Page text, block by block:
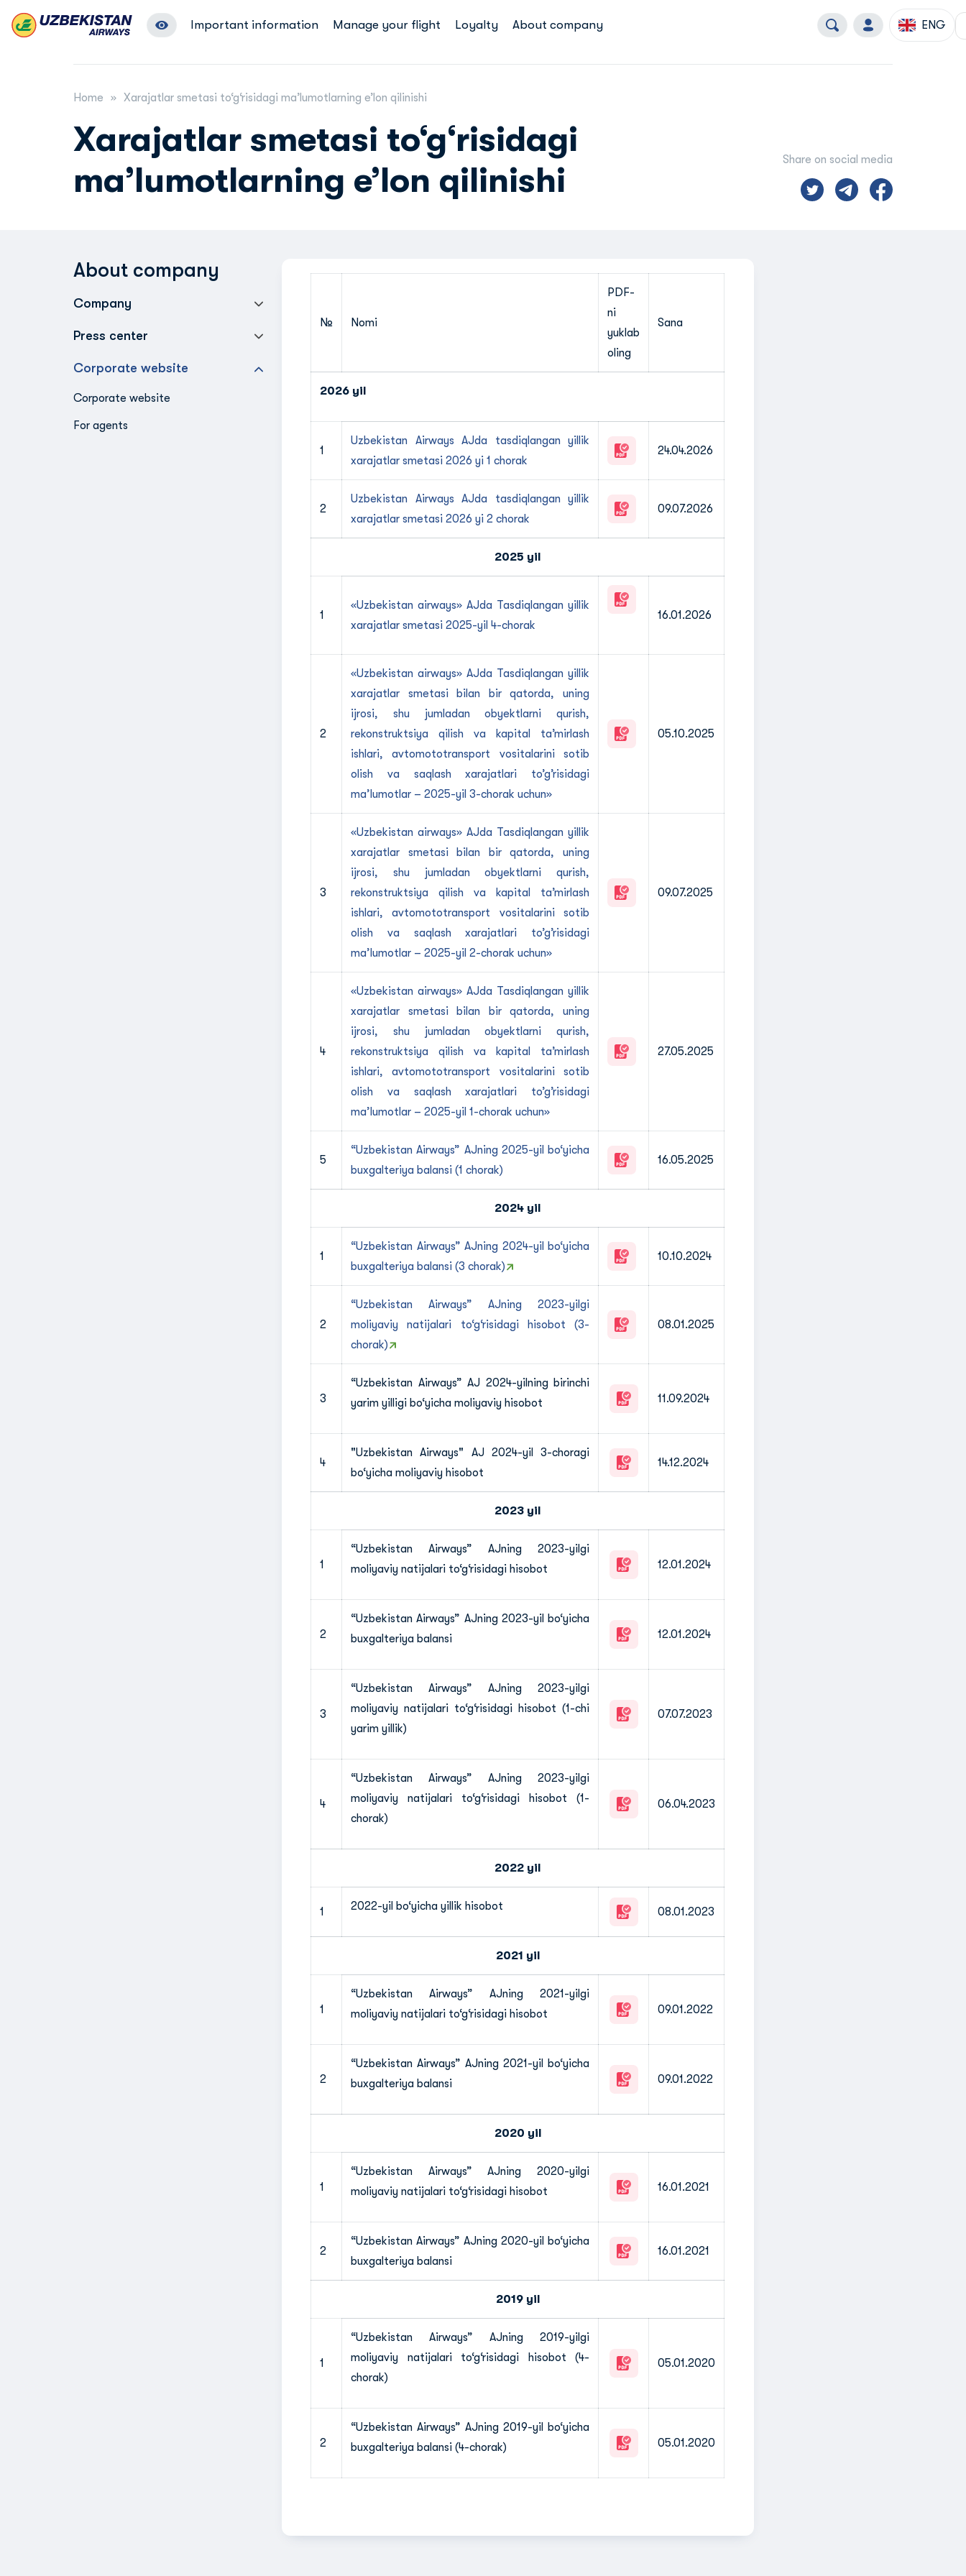
Important information Manage your flight Loyalty About company ENG
Home Xarajatlar smetasi to‘g‘risidagi maʼlumotlarning eʼlon qilinishi
Xarajatlar smetasi to‘g‘risidagi
maʼlumotlarning eʼlon qilinishi
Share on social media
About company
Company
Press center
Corporate website
Corporate website
For agents
№ Nomi
PDF-
ni
yuklab
oling
Sana
2026 yil
1
Uzbekistan Airways AJda tasdiqlangan yillik
xarajatlar smetasi 2026 yi 1 chorak
24.04.2026
2
Uzbekistan Airways AJda tasdiqlangan yillik
xarajatlar smetasi 2026 yi 2 chorak
09.07.2026
2025 yil
1
«Uzbekistan airways» АJda Tasdiqlangan yillik
xarajatlar smetasi 2025-yil 4-chorak
16.01.2026
2
«Uzbekistan airways» АJda Tasdiqlangan yillik
xarajatlar smetasi bilan bir qatorda, uning
ijrosi, shu jumladan obyektlarni qurish,
rekonstruktsiya qilish va kapital taʼmirlash
ishlari, avtomototransport vositalarini sotib
olish va saqlash xarajatlari toʼgʼrisidagi
ma’lumotlar – 2025-yil 3-chorak uchun»
05.10.2025
3
«Uzbekistan airways» АJda Tasdiqlangan yillik
xarajatlar smetasi bilan bir qatorda, uning
ijrosi, shu jumladan obyektlarni qurish,
rekonstruktsiya qilish va kapital taʼmirlash
ishlari, avtomototransport vositalarini sotib
olish va saqlash xarajatlari toʼgʼrisidagi
ma’lumotlar – 2025-yil 2-chorak uchun»
09.07.2025
4
«Uzbekistan airways» АJda Tasdiqlangan yillik
xarajatlar smetasi bilan bir qatorda, uning
ijrosi, shu jumladan obyektlarni qurish,
rekonstruktsiya qilish va kapital taʼmirlash
ishlari, avtomototransport vositalarini sotib
olish va saqlash xarajatlari toʼgʼrisidagi
ma’lumotlar – 2025-yil 1-chorak uchun»
27.05.2025
5
“Uzbekistan Airways” AJning 2025-yil bo‘yicha
buxgalteriya balansi (1 chorak)
16.05.2025
2024 yil
1
“Uzbekistan Airways” AJning 2024-yil bo‘yicha
buxgalteriya balansi (3 chorak)
10.10.2024
2
“Uzbekistan Airways” AJning 2023-yilgi
moliyaviy natijalari to‘g‘risidagi hisobot (3-
chorak)
08.01.2025
3
“Uzbekistan Airways” AJ 2024-yilning birinchi
yarim yilligi bo‘yicha moliyaviy hisobot
11.09.2024
4
"Uzbekistan Airways" AJ 2024-yil 3-choragi
bo‘yicha moliyaviy hisobot
14.12.2024
2023 yil
1
“Uzbekistan Airways” AJning 2023-yilgi
moliyaviy natijalari to‘g‘risidagi hisobot
12.01.2024
2
“Uzbekistan Airways” AJning 2023-yil bo‘yicha
buxgalteriya balansi
12.01.2024
3
“Uzbekistan Airways” AJning 2023-yilgi
moliyaviy natijalari to‘g‘risidagi hisobot (1-chi
yarim yillik)
07.07.2023
4
“Uzbekistan Airways” AJning 2023-yilgi
moliyaviy natijalari to‘g‘risidagi hisobot (1-
chorak)
06.04.2023
2022 yil
1 2022-yil bo‘yicha yillik hisobot 08.01.2023
2021 yil
1
“Uzbekistan Airways” AJning 2021-yilgi
moliyaviy natijalari to‘g‘risidagi hisobot
09.01.2022
2
“Uzbekistan Airways” AJning 2021-yil bo‘yicha
buxgalteriya balansi
09.01.2022
2020 yil
1
“Uzbekistan Airways” AJning 2020-yilgi
moliyaviy natijalari to‘g‘risidagi hisobot
16.01.2021
2
“Uzbekistan Airways” AJning 2020-yil bo‘yicha
buxgalteriya balansi
16.01.2021
2019 yil
1
“Uzbekistan Airways” AJning 2019-yilgi
moliyaviy natijalari to‘g‘risidagi hisobot (4-
chorak)
05.01.2020
2
“Uzbekistan Airways” AJning 2019-yil bo‘yicha
buxgalteriya balansi (4-chorak)
05.01.2020